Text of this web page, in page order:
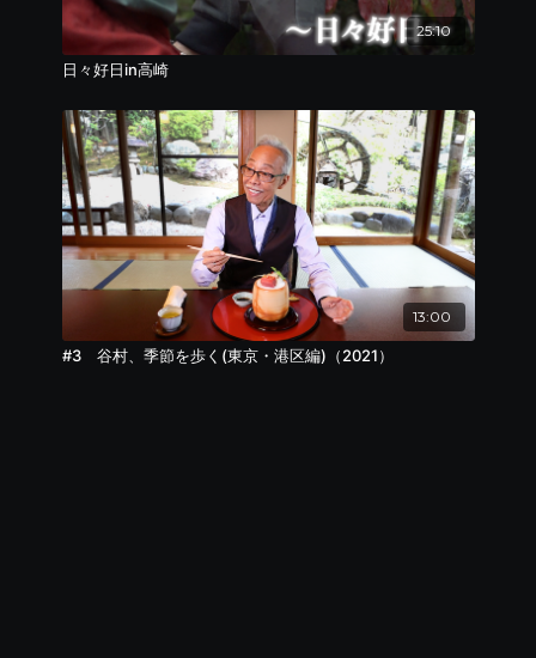
25:10
日々好日in高崎
13:00
#3 谷村、季節を歩く(東京・港区編)（2021）